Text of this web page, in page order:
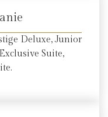
Deluxe, Junior
Suite,